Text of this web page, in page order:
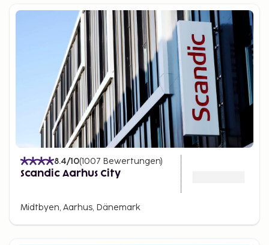
8.4/10(1007 Bewertungen)
Scandic Aarhus City
Midtbyen, Aarhus, Dänemark